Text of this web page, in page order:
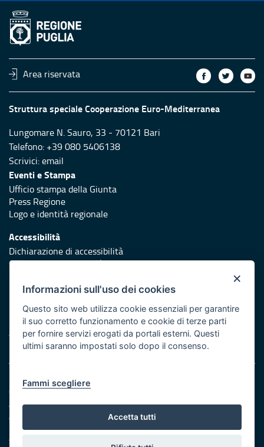
Area riservata
Struttura speciale Cooperazione Euro-Mediterranea
Lungomare N. Sauro, 33 - 70121 Bari
Telefono: +39 080 5406138
Scrivici:email
Eventi e Stampa
Ufficio stampa della Giunta
Press Regione
Logo e identità regionale
Accessibilità
Dichiarazione di accessibilità
Obiettivi di accessibilità
Redazione
Protezione civile
Vai al sito di Protezione Civile Puglia
Note legali
Cookie e privacy
Amministrazione trasparente
Atti di notifica
Feed RSS
Servizi Intranet
×
Informazioni sull'uso dei cookies
Questo sito web utilizza cookie essenziali per garantire
il suo corretto funzionamento e cookie di terze parti
per fornire servizi erogati da portali esterni. Questi
ultimi saranno impostati solo dopo il consenso.
Fammi scegliere
Accetta tutti